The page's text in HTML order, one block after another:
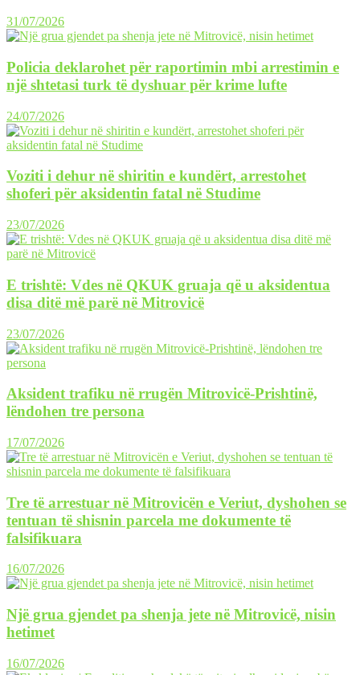
31/07/2026
Policia deklarohet për raportimin mbi arrestimin e
një shtetasi turk të dyshuar për krime lufte
24/07/2026
Voziti i dehur në shiritin e kundërt, arrestohet
shoferi për aksidentin fatal në Studime
23/07/2026
E trishtë: Vdes në QKUK gruaja që u aksidentua
disa ditë më parë në Mitrovicë
23/07/2026
Aksident trafiku në rrugën Mitrovicë-Prishtinë,
lëndohen tre persona
17/07/2026
Tre të arrestuar në Mitrovicën e Veriut, dyshohen se
tentuan të shisnin parcela me dokumente të
falsifikuara
16/07/2026
Një grua gjendet pa shenja jete në Mitrovicë, nisin
hetimet
16/07/2026